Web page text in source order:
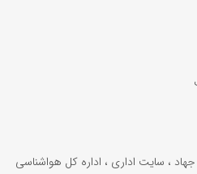
، سایت اداری ، اداره کل هواشناسی